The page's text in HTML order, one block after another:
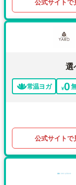
公式サイトで
選
常温ヨガ
公式サイトで